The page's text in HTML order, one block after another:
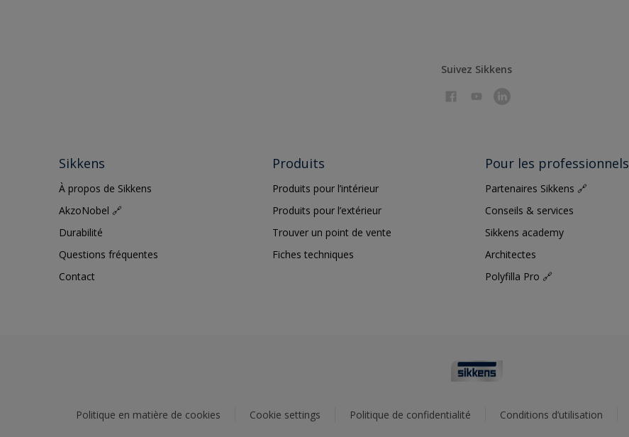
Suivez Sikkens
Sikkens
À propos de Sikkens
AkzoNobel 🔗
Durabilité
Questions fréquentes
Contact
Produits
Produits pour l’intérieur
Produits pour l’extérieur
Trouver un point de vente
Fiches techniques
Pour les professionnels
Partenaires Sikkens 🔗
Conseils & services
Sikkens academy
Architectes
Polyfilla Pro 🔗
Politique en matière de cookies Cookie settings Politique de confidentialité Conditions d’utilisation